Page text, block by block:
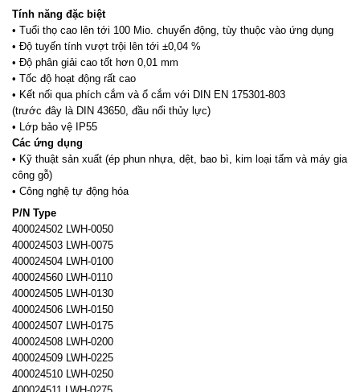
Tính năng đặc biệt
• Tuổi thọ cao lên tới 100 Mio. chuyển động, tùy thuộc vào ứng dụng
• Độ tuyến tính vượt trội lên tới ±0,04 %
• Độ phân giải cao tốt hơn 0,01 mm
• Tốc độ hoạt động rất cao
• Kết nối qua phích cắm và ổ cắm với DIN EN 175301-803
(trước đây là DIN 43650, đầu nối thủy lực)
• Lớp bảo vệ IP55
Các ứng dụng
• Kỹ thuật sản xuất (ép phun nhựa, dệt, bao bì, kim loại tấm và máy gia
công gỗ)
• Công nghệ tự động hóa
P/N Type
400024502 LWH-0050
400024503 LWH-0075
400024504 LWH-0100
400024560 LWH-0110
400024505 LWH-0130
400024506 LWH-0150
400024507 LWH-0175
400024508 LWH-0200
400024509 LWH-0225
400024510 LWH-0250